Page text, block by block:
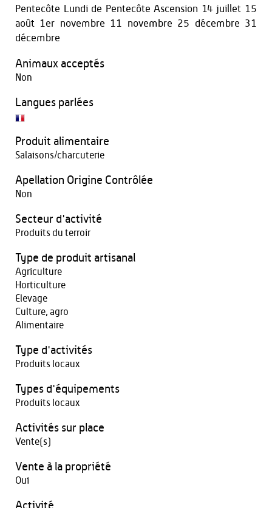
Pentecôte Lundi de Pentecôte Ascension 14 juillet 15
août 1er novembre 11 novembre 25 décembre 31
décembre
Animaux acceptés
Non
Langues parlées
Produit alimentaire
Salaisons/charcuterie
Apellation Origine Contrôlée
Non
Secteur d'activité
Produits du terroir
Type de produit artisanal
Agriculture
Horticulture
Elevage
Culture, agro
Alimentaire
Type d'activités
Produits locaux
Types d'équipements
Produits locaux
Activités sur place
Vente(s)
Vente à la propriété
Oui